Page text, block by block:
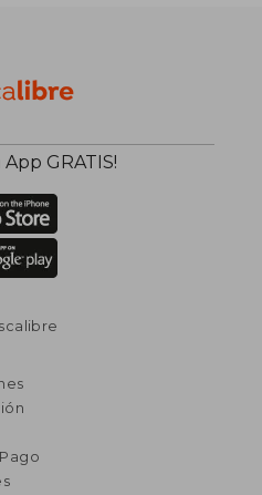
GRATIS!